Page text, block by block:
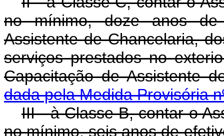
no mínimo, doze anos
Assistente de Chancelaria,
serviços prestados no
Capacitação de Assistente
dada pela Medida Provisória
III - à Classe B, contar o
no mínimo, seis anos de